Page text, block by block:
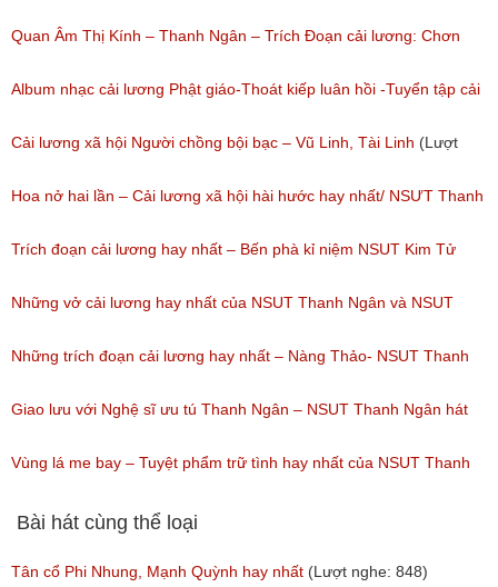
Thanh Ngọc – NSƯT Thanh Ngân
(Lượt nghe: 527)
Quan Âm Thị Kính – Thanh Ngân – Trích Đoạn cải lương: Chơn
Tâm 6
(Lượt nghe: 622)
Album nhạc cải lương Phật giáo-Thoát kiếp luân hồi -Tuyển tập cải
lương NSUT Thanh Ngân hay nhất
(Lượt nghe: 606)
Cải lương xã hội Người chồng bội bạc – Vũ Linh, Tài Linh (Lượt
nghe: 473)
Hoa nở hai lần – Cải lương xã hội hài hước hay nhất/ NSƯT Thanh
Ngân, NSƯT Vũ Linh
(Lượt nghe: 191)
Trích đoạn cải lương hay nhất – Bến phà kỉ niệm NSUT Kim Tử
Long, NSUT Thanh Ngân/ Chương trình Hội Ngộ Danh Hài tập 08(
ngày 18/02/2017)
(Lượt nghe: 94)
Những vở cải lương hay nhất của NSUT Thanh Ngân và NSUT
Trọng Phúc
(Lượt nghe: 217)
Những trích đoạn cải lương hay nhất – Nàng Thảo- NSUT Thanh
Ngân
(Lượt nghe: 149)
Giao lưu với Nghệ sĩ ưu tú Thanh Ngân – NSUT Thanh Ngân hát
Bolero
(Lượt nghe: 80)
Vùng lá me bay – Tuyệt phẩm trữ tình hay nhất của NSUT Thanh
Ngân,Thanh Hằng,Ngân Quỳnh
(Lượt nghe: 111)
Bài hát cùng thể loại
Tân cổ Phi Nhung, Mạnh Quỳnh hay nhất (Lượt nghe: 848)